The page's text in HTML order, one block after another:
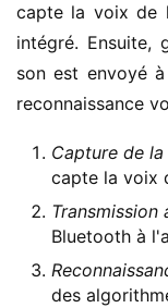
capte la voix de
intégré. Ensuite,
son est envoyé
reconnaissance
Capture de
capte la voix
Transmission
Bluetooth à
des